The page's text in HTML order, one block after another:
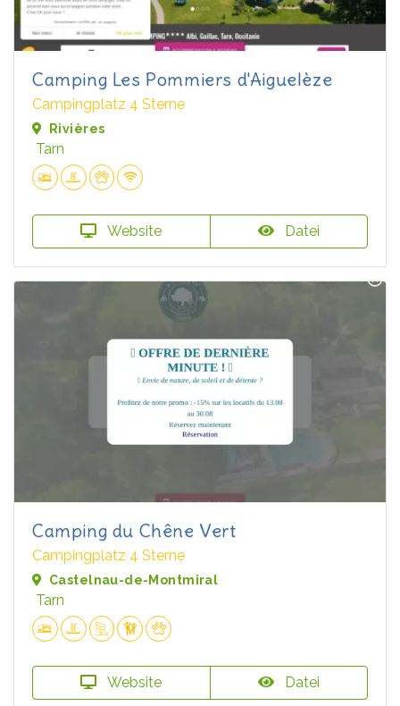
Camping Les Pommiers d'Aiguelèze
Campingplatz 4 Sterne
Rivières
Tarn
Website Datei
Camping du Chêne Vert
Campingplatz 4 Sterne
Castelnau-de-Montmiral
Tarn
Website Datei